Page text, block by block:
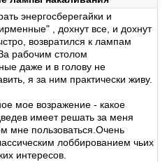
энергосберегайки и
, дохнут все, и дохнут
возвратился к лампам
рабочим столом
даже и в голову не
я за ним практически живу.
мое возражение - какое
имеет решать за меня
мне пользоваться.Очень
лоббированием чьих
интересов.